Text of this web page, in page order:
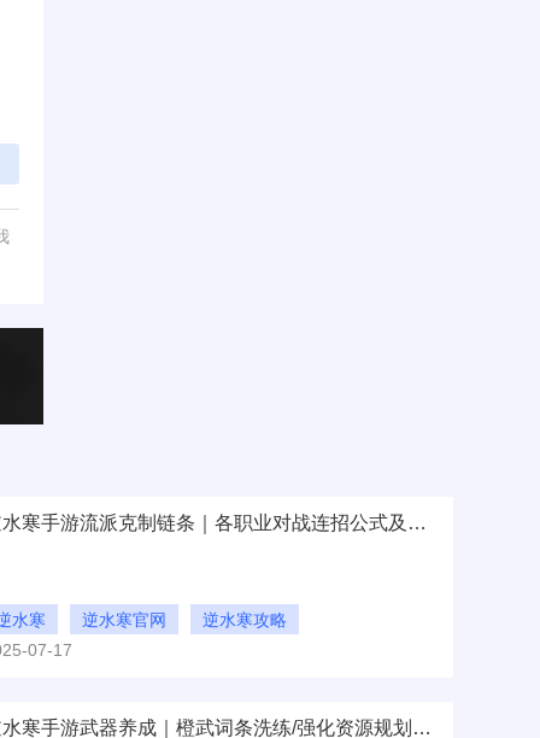
逆水寒手游流派克制链条｜各职业对战连招公式及战场定位分析
水寒 逆水寒官网
逆水寒攻略
07-17
逆水寒手游武器养成｜橙武词条洗练/强化资源规划，平民毕业优先级